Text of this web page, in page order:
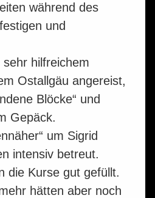
während des
und
hilfreichem
Ostallgäu angereist,
Blöcke“ und
Gepäck.
um Sigrid
intensiv betreut.
die Kurse gut gefüllt.
hätten aber noch